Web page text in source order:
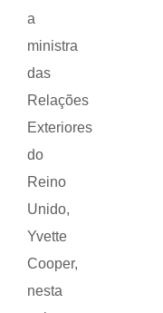
a
ministra
das
Relações
Exteriores
do
Reino
Unido,
Yvette
Cooper,
nesta